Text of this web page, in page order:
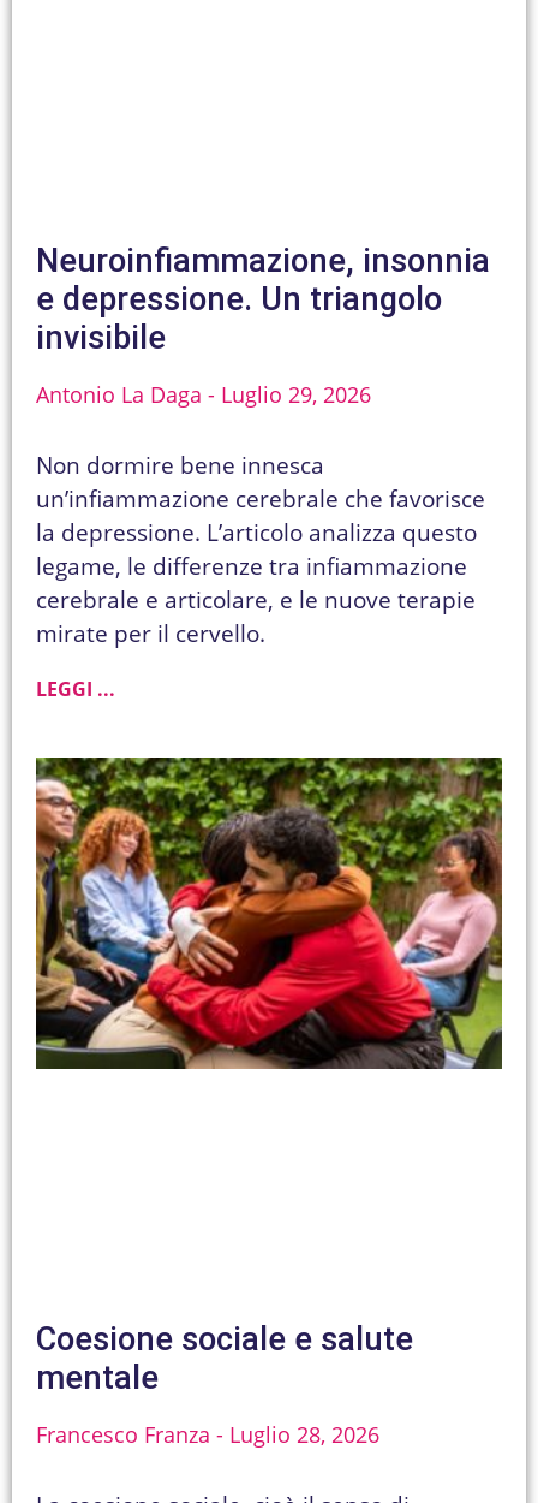
Neuroinfiammazione, insonnia
e depressione. Un triangolo
invisibile
Antonio La Daga Luglio 29, 2026
Non dormire bene innesca
un’infiammazione cerebrale che favorisce
la depressione. L’articolo analizza questo
legame, le differenze tra infiammazione
cerebrale e articolare, e le nuove terapie
mirate per il cervello.
LEGGI ...
Coesione sociale e salute
mentale
Francesco Franza Luglio 28, 2026